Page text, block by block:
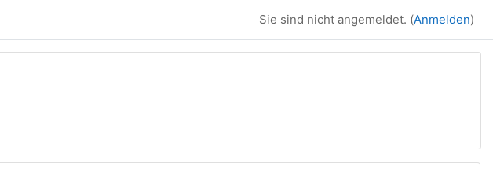
Sie sind nicht angemeldet. (Anmelden)